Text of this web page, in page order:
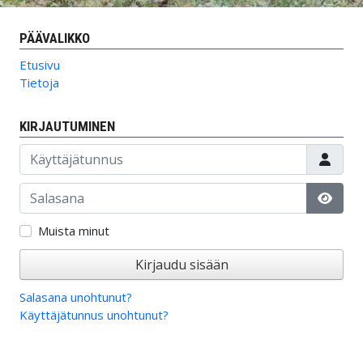
PÄÄVALIKKO
Etusivu
Tietoja
KIRJAUTUMINEN
Käyttäjätunnus
Salasana
Muista minut
Kirjaudu sisään
Salasana unohtunut?
Käyttäjätunnus unohtunut?